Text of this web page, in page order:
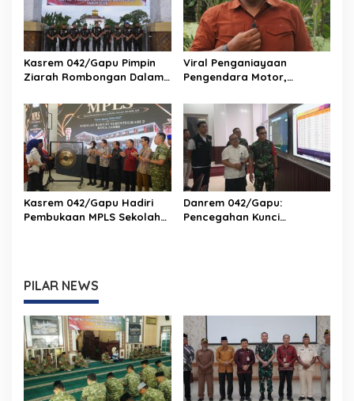
Kasrem 042/Gapu Pimpin
Ziarah Rombongan Dalam
XX/Tuanku Imam Bonjol
Viral Penganiayaan
Pengendara Motor,
Bantah Kabar Keterlibatan
TNI
Kasrem 042/Gapu Hadiri
Pembukaan MPLS Sekolah
Danrem 042/Gapu:
Pencegahan Kunci
PILAR NEWS